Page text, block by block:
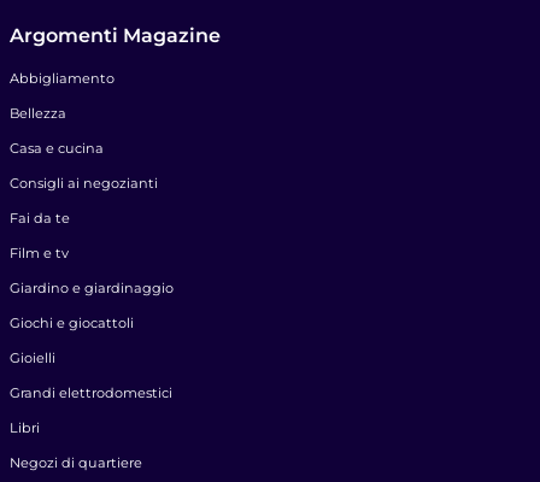
Argomenti Magazine
Abbigliamento
Bellezza
Casa e cucina
Consigli ai negozianti
Fai da te
Film e tv
Giardino e giardinaggio
Giochi e giocattoli
Gioielli
Grandi elettrodomestici
Libri
Negozi di quartiere